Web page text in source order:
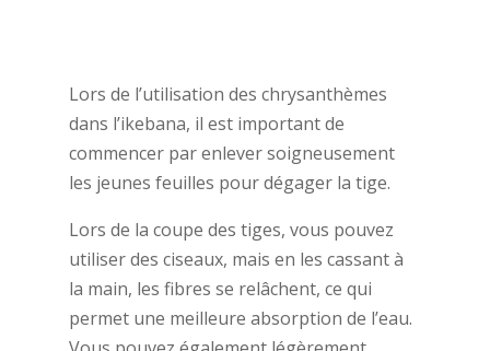
Lors de l’utilisation des chrysanthèmes
dans l’ikebana, il est important de
commencer par enlever soigneusement
les jeunes feuilles pour dégager la tige.
Lors de la coupe des tiges, vous pouvez
utiliser des ciseaux, mais en les cassant à
la main, les fibres se relâchent, ce qui
permet une meilleure absorption de l’eau.